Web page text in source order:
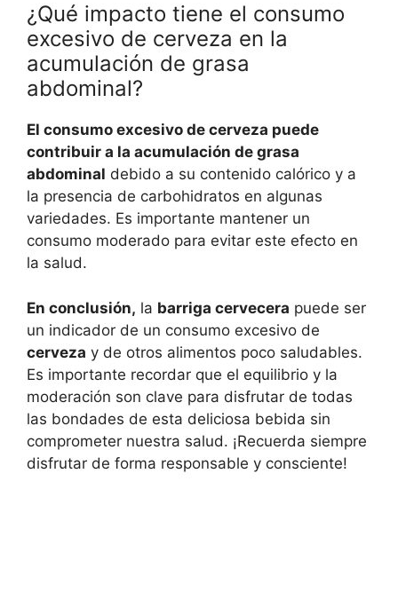
¿Qué impacto tiene el consumo
excesivo de cerveza en la
acumulación de grasa
abdominal?
El consumo excesivo de cerveza puede
contribuir a la acumulación de grasa
abdominal debido a su contenido calórico y a
la presencia de carbohidratos en algunas
variedades. Es importante mantener un
consumo moderado para evitar este efecto en
la salud.
En conclusión, la barriga cervecera puede ser
un indicador de un consumo excesivo de
cerveza y de otros alimentos poco saludables.
Es importante recordar que el equilibrio y la
moderación son clave para disfrutar de todas
las bondades de esta deliciosa bebida sin
comprometer nuestra salud. ¡Recuerda siempre
disfrutar de forma responsable y consciente!